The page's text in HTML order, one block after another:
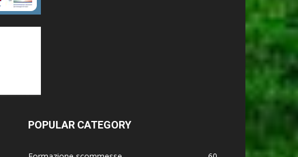
POPULAR CATEGORY